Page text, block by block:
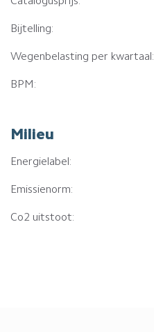
Bijtelling:
Wegenbelasting per kwartaal:
BPM:
Milieu
Energielabel:
Emissienorm:
Co2 uitstoot: